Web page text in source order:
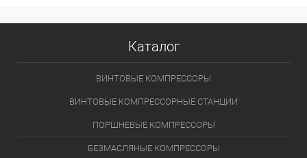
Каталог
ВИНТОВЫЕ КОМПРЕССОРЫ
ВИНТОВЫЕ КОМПРЕССОРНЫЕ СТАНЦИИ
ПОРШНЕВЫЕ КОМПРЕССОРЫ
БЕЗМАСЛЯНЫЕ КОМПРЕССОРЫ